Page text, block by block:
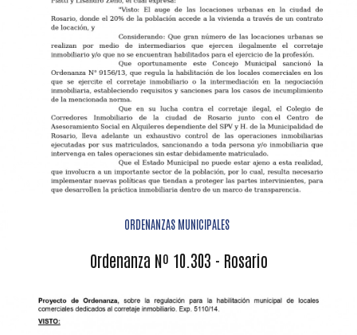
ORDENANZAS MUNICIPALES
Ordenanza Nº 10.303 - Rosario